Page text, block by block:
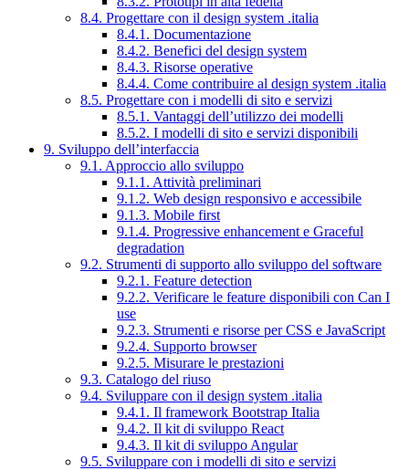
8.4. Progettare con il design system .italia
8.4.1. Documentazione
8.4.2. Benefici del design system
8.4.3. Risorse operative
8.4.4. Come contribuire al design system .italia
8.5. Progettare con i modelli di sito e servizi
8.5.1. Vantaggi dell’utilizzo dei modelli
8.5.2. I modelli di sito e servizi disponibili
9. Sviluppo dell’interfaccia
9.1. Approccio allo sviluppo
9.1.1. Attività preliminari
9.1.2. Web design responsivo e accessibile
9.1.3. Mobile first
9.1.4. Progressive enhancement e Graceful
degradation
9.2. Strumenti di supporto allo sviluppo del software
9.2.1. Feature detection
9.2.2. Verificare le feature disponibili con Can I
use
9.2.3. Strumenti e risorse per CSS e JavaScript
9.2.4. Supporto browser
9.2.5. Misurare le prestazioni
9.3. Catalogo del riuso
9.4. Sviluppare con il design system .italia
9.4.1. Il framework Bootstrap Italia
9.4.2. Il kit di sviluppo React
9.4.3. Il kit di sviluppo Angular
9.5. Sviluppare con i modelli di sito e servizi